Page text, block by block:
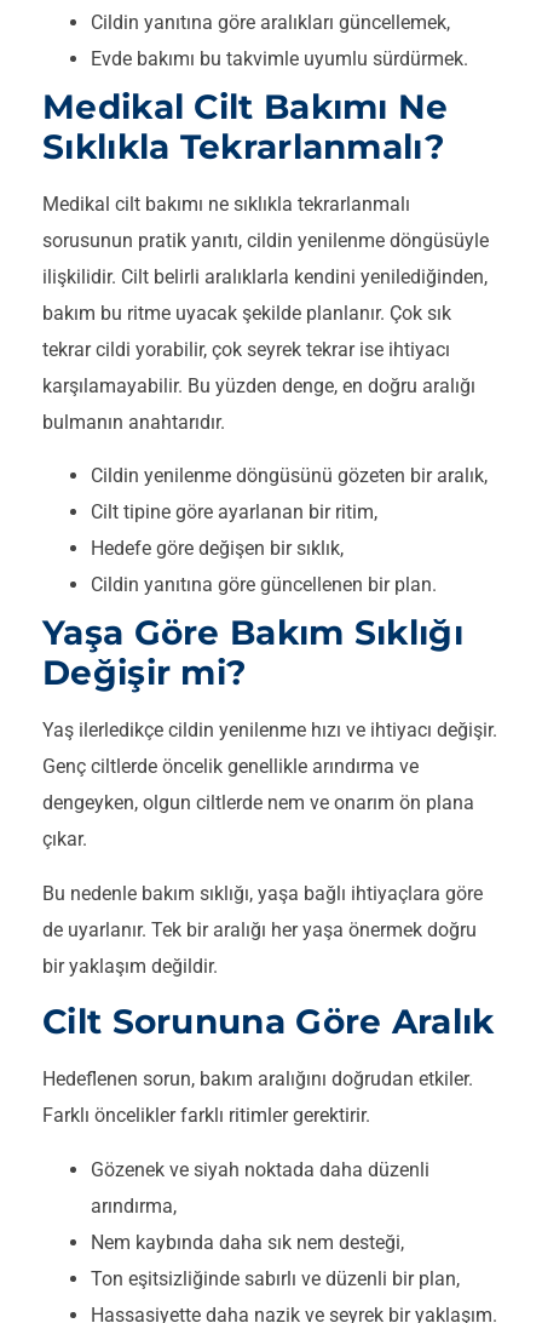
Cildin yanıtına göre aralıkları güncellemek,
Evde bakımı bu takvimle uyumlu sürdürmek.
Medikal Cilt Bakımı Ne
Sıklıkla Tekrarlanmalı?
Medikal cilt bakımı ne sıklıkla tekrarlanmalı
sorusunun pratik yanıtı, cildin yenilenme döngüsüyle
ilişkilidir. Cilt belirli aralıklarla kendini yenilediğinden,
bakım bu ritme uyacak şekilde planlanır. Çok sık
tekrar cildi yorabilir, çok seyrek tekrar ise ihtiyacı
karşılamayabilir. Bu yüzden denge, en doğru aralığı
bulmanın anahtarıdır.
Cildin yenilenme döngüsünü gözeten bir aralık,
Cilt tipine göre ayarlanan bir ritim,
Hedefe göre değişen bir sıklık,
Cildin yanıtına göre güncellenen bir plan.
Yaşa Göre Bakım Sıklığı
Değişir mi?
Yaş ilerledikçe cildin yenilenme hızı ve ihtiyacı değişir.
Genç ciltlerde öncelik genellikle arındırma ve
dengeyken, olgun ciltlerde nem ve onarım ön plana
çıkar.
Bu nedenle bakım sıklığı, yaşa bağlı ihtiyaçlara göre
de uyarlanır. Tek bir aralığı her yaşa önermek doğru
bir yaklaşım değildir.
Cilt Sorununa Göre Aralık
Hedeflenen sorun, bakım aralığını doğrudan etkiler.
Farklı öncelikler farklı ritimler gerektirir.
Gözenek ve siyah noktada daha düzenli
arındırma,
Nem kaybında daha sık nem desteği,
Ton eşitsizliğinde sabırlı ve düzenli bir plan,
Hassasiyette daha nazik ve seyrek bir yaklaşım.